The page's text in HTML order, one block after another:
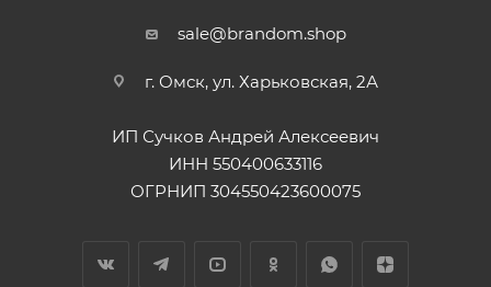
sale@brandom.shop
г. Омск, ул. Харьковская, 2А
ИП Сучков Андрей Алексеевич
ИНН 550400633116
ОГРНИП 304550423600075